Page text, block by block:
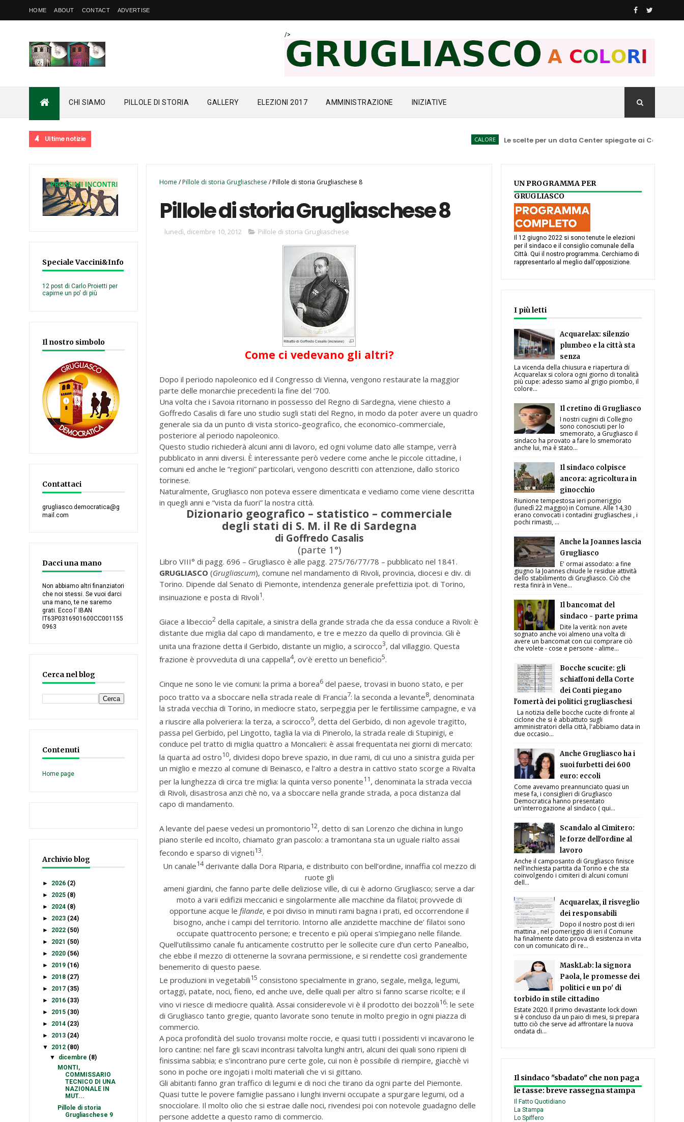
HOME ABOUT CONTACT ADVERTISE
/>
CHI SIAMO PILLOLE DI STORIA GALLERY ELEZIONI 2017 AMMINISTRAZIONE INIZIATIVE
Ultime notizie Le scelte per un data Center spiegate ai Consiglieri
Speciale Vaccini&Info
12 post di Carlo Proietti per
capirne un po' di più
Il nostro simbolo
Contattaci
grugliasco.democratica@g
mail.com
Dacci una mano
Non abbiamo altri finanziatori
che noi stessi. Se vuoi darci
una mano, te ne saremo
grati. Ecco l' IBAN
IT63P0316901600CC001155
0963
Cerca nel blog
Contenuti
Home page
Archivio blog
► 2026 (2)
► 2025 (8)
► 2024 (8)
► 2023 (24)
► 2022 (50)
► 2021 (50)
► 2020 (56)
► 2019 (16)
► 2018 (27)
► 2017 (35)
► 2016 (33)
► 2015 (30)
► 2014 (23)
► 2013 (24)
▼
2012 (80)
▼
dicembre (8)
MONTI,
COMMISSARIO
TECNICO DI UNA
NAZIONALE IN
MUT...
Pillole di storia
Grugliaschese 9
Home /Pillole di storia Grugliaschese /Pillole di storia Grugliaschese 8
Pillole di storia Grugliaschese 8
lunedì, dicembre 10, 2012 Pillole di storia Grugliaschese
Come ci vedevano gli altri?
Dopo il periodo napoleonico ed il Congresso di Vienna, vengono restaurate la maggior
parte delle monarchie precedenti la fine del ‘700.
Una volta che i Savoia ritornano in possesso del Regno di Sardegna, viene chiesto a
Goffredo Casalis di fare uno studio sugli stati del Regno, in modo da poter avere un quadro
generale sia da un punto di vista storico-geografico, che economico-commerciale,
posteriore al periodo napoleonico.
Questo studio richiederà alcuni anni di lavoro, ed ogni volume dato alle stampe, verrà
pubblicato in anni diversi. È interessante però vedere come anche le piccole cittadine, i
comuni ed anche le “regioni” particolari, vengono descritti con attenzione, dallo storico
torinese.
Naturalmente, Grugliasco non poteva essere dimenticata e vediamo come viene descritta
in quegli anni e “vista da fuori” la nostra città.
Dizionario geografico – statistico – commerciale
degli stati di S. M. il Re di Sardegna
di Goffredo Casalis
(parte 1°)
Libro VIII° di pagg. 696 – Grugliasco è alle pagg. 275/76/77/78 – pubblicato nel 1841.
GRUGLIASCO (Grugliascum), comune nel mandamento di Rivoli, provincia, diocesi e div. di
Torino. Dipende dal Senato di Piemonte, intendenza generale prefettizia ipot. di Torino,
insinuazione e posta di Rivoli1.
Giace a libeccio2 della capitale, a sinistra della grande strada che da essa conduce a Rivoli: è
distante due miglia dal capo di mandamento, e tre e mezzo da quello di provincia. Gli è
unita una frazione detta il Gerbido, distante un miglio, a scirocco3, dal villaggio. Questa
frazione è provveduta di una cappella4, ov’è eretto un beneficio5.
Cinque ne sono le vie comuni: la prima a borea6 del paese, trovasi in buono stato, e per
poco tratto va a sboccare nella strada reale di Francia7: la seconda a levante8, denominata
la strada vecchia di Torino, in mediocre stato, serpeggia per le fertilissime campagne, e va
a riuscire alla polveriera: la terza, a scirocco9, detta del Gerbido, di non agevole tragitto,
passa pel Gerbido, pel Lingotto, taglia la via di Pinerolo, la strada reale di Stupinigi, e
conduce pel tratto di miglia quattro a Moncalieri: è assai frequentata nei giorni di mercato:
la quarta ad ostro10, dividesi dopo breve spazio, in due rami, di cui uno a sinistra guida per
un miglio e mezzo al comune di Beinasco, e l’altro a destra in cattivo stato scorge a Rivalta
per la lunghezza di circa tre miglia: la quinta verso ponente11, denominata la strada veccia
di Rivoli, disastrosa anzi chè no, va a sboccare nella grande strada, a poca distanza dal
capo di mandamento.
A levante del paese vedesi un promontorio12, detto di san Lorenzo che dichina in lungo
piano sterile ed incolto, chiamato gran pascolo: a tramontana sta un uguale rialto assai
fecondo e sparso di vigneti13.
Un canale14derivante dalla Dora Riparia, e distribuito con bell’ordine, innaffia col mezzo di
ruote gli
ameni giardini, che fanno parte delle deliziose ville, di cui è adorno Grugliasco; serve a dar
moto a varii edifizii meccanici e singolarmente alle macchine da filatoi; provvede di
opportune acque lefilande, e poi diviso in minuti rami bagna i prati, ed occorrendone il
bisogno, anche i campi del territorio. Intorno alle anzidette macchine de’ filatoi sono
occupate quattrocento persone; e trecento e più operai s’impiegano nelle filande.
Quell’utilissimo canale fu anticamente costrutto per le sollecite cure d’un certo Panealbo,
che ebbe il mezzo di ottenerne la sovrana permissione, e si rendette così grandemente
benemerito di questo paese.
Le produzioni in vegetabili15 consistono specialmente in grano, segale, meliga, legumi,
ortaggi, patate, noci, fieno, ed anche uve, delle quali per altro si fanno scarse ricolte; e il
vino vi riesce di mediocre qualità. Assai considerevole vi è il prodotto dei bozzoli16: le sete
di Grugliasco tanto gregie, quanto lavorate sono tenute in molto pregio in ogni piazza di
commercio.
A poca profondità del suolo trovansi molte roccie, e quasi tutti i possidenti vi incavarono le
loro cantine: nel fare gli scavi incontrasi talvolta lunghi antri, alcuni dei quali sono ripieni di
finissima sabbia; e s’incontrano pure certe gole, cui non è possibile di riempire, giacchè vi
sono in poche ore ingojati i molti materiali che vi si gittano.
Gli abitanti fanno gran traffico di legumi e di noci che tirano da ogni parte del Piemonte.
Quasi tutte le povere famiglie passano i lunghi inverni occupate a spurgare legumi, od a
snocciolare. Il molto olio che si estrae dalle noci, rivendesi poi con notevole guadagno delle
persone addette a questo ramo di commercio.
UN PROGRAMMA PER
GRUGLIASCO
Il 12 giugno 2022 si sono tenute le elezioni
per il sindaco e il consiglio comunale della
Città. Qui il nostro programma. Cerchiamo di
rappresentarlo al meglio dall'opposizione.
I più letti
Acquarelax: silenzio
plumbeo e la città sta
senza
La vicenda della chiusura e riapertura di
Acquarelax si colora ogni giorno di tonalità
più cupe: adesso siamo al grigio piombo, il
colore...
Il cretino di Grugliasco
I nostri cugini di Collegno
sono conosciuti per lo
smemorato, a Grugliasco il
sindaco ha provato a fare lo smemorato
anche lui, ma è stato...
Il sindaco colpisce
ancora: agricoltura in
ginocchio
Riunione tempestosa ieri pomeriggio
(lunedì 22 maggio) in Comune. Alle 14,30
erano convocati i contadini grugliaschesi , i
pochi rimasti, ...
Anche la Joannes lascia
Grugliasco
E' ormai assodato: a fine
giugno la Joannes chiude le residue attività
dello stabilimento di Grugliasco. Ciò che
resta finirà in Vene...
Il bancomat del
sindaco - parte prima
Dite la verità: non avete
sognato anche voi almeno una volta di
avere un bancomat con cui comprare ciò
che volete - cose e persone - alime...
Bocche scucite: gli
schiaffoni della Corte
dei Conti piegano
l'omertà dei politici grugliaschesi
La notizia delle bocche cucite di fronte al
ciclone che si è abbattuto sugli
amministratori della città, l'abbiamo data in
due occasio...
Anche Grugliasco ha i
suoi furbetti dei 600
euro: eccoli
Come avevamo preannunciato quasi un
mese fa, i consiglieri di Grugliasco
Democratica hanno presentato
un'interrogazione al sindaco ( qui...
Scandalo al Cimitero:
le forze dell'ordine al
lavoro
Anche il camposanto di Grugliasco finisce
nell'inchiesta partita da Torino e che sta
coinvolgendo i cimiteri di alcuni comuni
dell...
Acquarelax, il risveglio
dei responsabili
Dopo il nostro post di ieri
mattina , nel pomeriggio di ieri il Comune
ha finalmente dato prova di esistenza in vita
con un comunicato di re...
MaskLab: la signora
Paola, le promesse dei
politici e un po' di
torbido in stile cittadino
Estate 2020. Il primo devastante lock down
si è concluso da un paio di mesi, si prepara
tutto ciò che serve ad affrontare la nuova
ondata di...
Il sindaco "sbadato" che non paga
le tasse: breve rassegna stampa
Il Fatto Quotidiano
La Stampa
Lo Spiffero